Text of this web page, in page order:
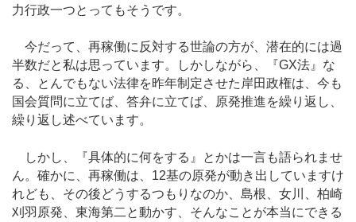
力行政一つとってもそうです。
今だって、再稼働に反対する世論の方が、潜在的には過
半数だと私は思っています。しかしながら、『GX法』な
る、とんでもない法律を昨年制定させた岸田政権は、今も
国会質問に立てば、答弁に立てば、原発推進を繰り返し、
繰り返し述べています。
しかし、『具体的に何をする』とかは一言も語られませ
ん。確かに、再稼働は、12基の原発が動き出していますけ
れども、その後どうするつもりなのか、島根、女川、柏崎
刈羽原発、東海第二と動かす、そんなことが本当にできる